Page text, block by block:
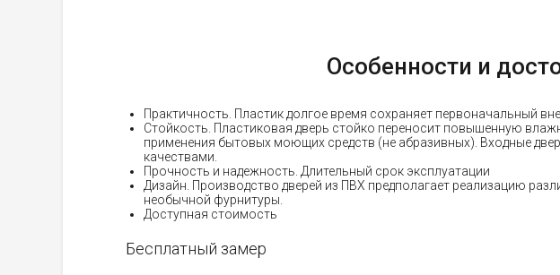
Особенности и
Практичность. Пластик долгое время сохраняет первоначальный
Стойкость. Пластиковая дверь стойко переносит повышенную
применения бытовых моющих средств (не абразивных). Входные
качествами.
Прочность и надежность. Длительный срок эксплуатации
Дизайн. Производство дверей из ПВХ предполагает реализацию
необычной фурнитуры.
Доступная стоимость
Бесплатный замер